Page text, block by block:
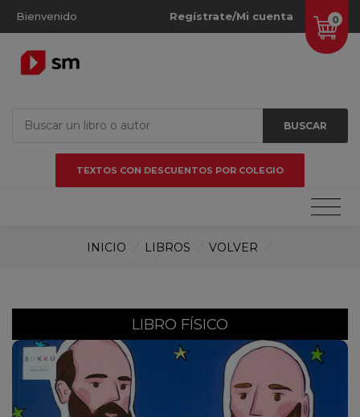
Bienvenido 0
Regístrate/Mi cuenta
BUSCAR
TEXTOS CON DESCUENTOS POR COLEGIO
INICIO LIBROS VOLVER
LIBRO FÍSICO